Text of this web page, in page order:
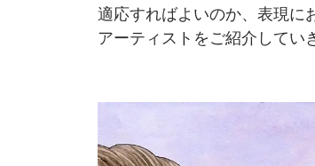
適応すればよいのか、 表現に
アーティストを ご紹介してい